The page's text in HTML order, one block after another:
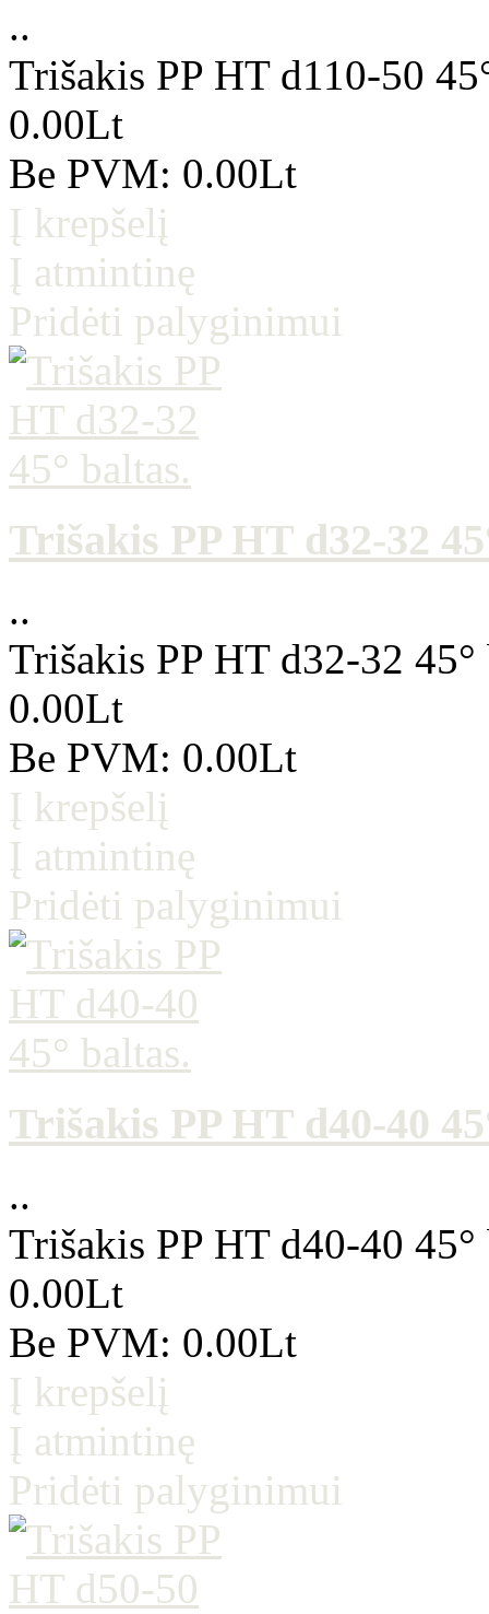
..
Trišakis PP HT d110-50
0.00Lt
Be PVM: 0.00Lt
Į krepšelį
Į atmintinę
Pridėti palyginimui
Trišakis PP HT d32-32
..
Trišakis PP HT d32-32 45°
0.00Lt
Be PVM: 0.00Lt
Į krepšelį
Į atmintinę
Pridėti palyginimui
Trišakis PP HT d40-40
..
Trišakis PP HT d40-40 45°
0.00Lt
Be PVM: 0.00Lt
Į krepšelį
Į atmintinę
Pridėti palyginimui